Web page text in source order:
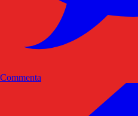
Commenta